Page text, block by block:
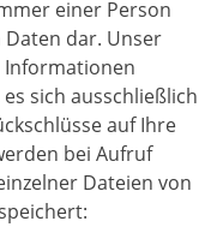
einer Person
dar. Unser
Informationen
sich ausschließlich
auf Ihre
bei Aufruf
Dateien von